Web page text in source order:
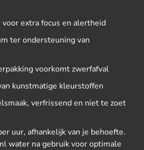
voor extra focus en alertheid
ter ondersteuning van
voorkomt zwerfafval
kunstmatige kleurstoffen
verfrissend en niet te zoet
uur, afhankelijk van je behoefte.
water na gebruik voor optimale